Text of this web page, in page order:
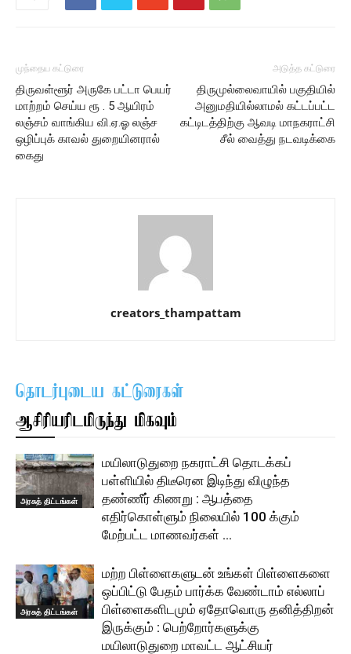
முந்தைய கட்டுரை
திருவள்ளூர் அருகே பட்டா பெயர்
மாற்றம் செய்ய ரூ . 5 ஆயிரம்
லஞ்சம் வாங்கிய வி.ஏ.ஓ லஞ்ச
ஒழிப்புக் காவல் துறையினரால்
கைது
அடுத்த கட்டுரை
திருமுல்லைவாயில் பகுதியில்
அனுமதியில்லாமல் கட்டப்பட்ட
கட்டிடத்திற்கு ஆவடி மாநகராட்சி
சீல் வைத்து நடவடிக்கை
creators_thampattam
தொடர்புடைய கட்டுரைகள்
ஆசிரியரிடமிருந்து மிகவும்
அரசுத் திட்டங்கள்
மயிலாடுதுறை நகராட்சி தொடக்கப்
பள்ளியில் திடீரென இடிந்து விழுந்த
தண்ணீர் கிணறு : ஆபத்தை
எதிர்கொள்ளும் நிலையில் 100 க்கும்
மேற்பட்ட மாணவர்கள் …
அரசுத் திட்டங்கள்
மற்ற பிள்ளைகளுடன் உங்கள் பிள்ளைகளை
ஒப்பிட்டு பேதம் பார்க்க வேண்டாம் எல்லாப்
பிள்ளைகளிடமும் ஏதோவொரு தனித்திறன்
இருக்கும் : பெற்றோர்களுக்கு
மயிலாடுதுறை மாவட்ட ஆட்சியர்